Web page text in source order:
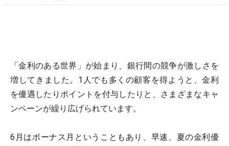
「金利のある世界」が始まり、銀行間の競争が激しさを
増してきました。1人でも多くの顧客を得ようと、金利
を優遇したりポイントを付与したりと、さまざまなキャ
ンペーンが繰り広げられています。
6月はボーナス月ということもあり、早速、夏の金利優